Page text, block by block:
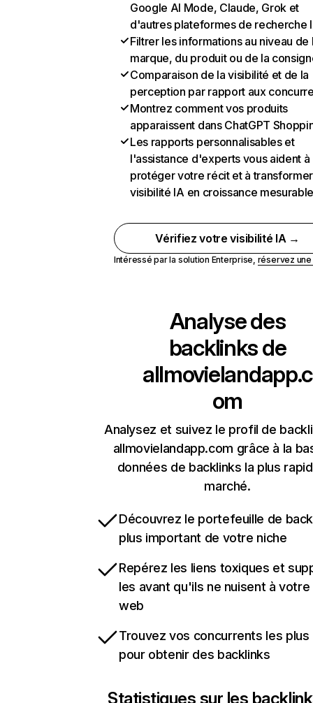
Google AI Mode, Claude, Grok et
d'autres plateformes de recherche
Filtrer les informations au niveau de
marque, du produit ou de la
Comparaison de la visibilité et de la
perception par rapport aux
Montrez comment vos produits
apparaissent dans ChatGPT
Les rapports personnalisables et
l'assistance d'experts vous aident à
protéger votre récit et à
visibilité IA en croissance
Vérifiez votre visibilité IA →
Intéressé par la solution Enterprise, réservez
Analyse des
backlinks de
allmovielandapp.c
om
Analysez et suivez le profil de
allmovielandapp.com grâce à la
données de backlinks la plus
marché.
Découvrez le portefeuille de
plus important de votre niche
Repérez les liens toxiques et
les avant qu'ils ne nuisent à
web
Trouvez vos concurrents les
pour obtenir des backlinks
Statistiques sur les